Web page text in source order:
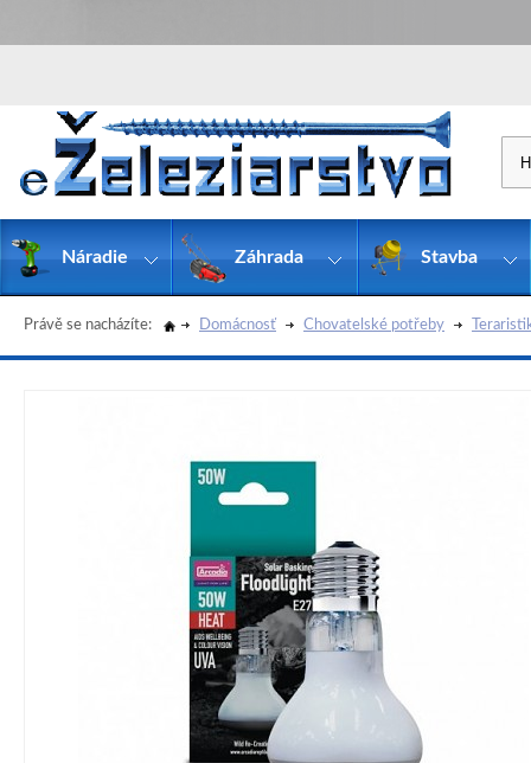
Právě se nacházíte: Domácnosť Chovatelské potřeby
Náradie Záhrada Stavba